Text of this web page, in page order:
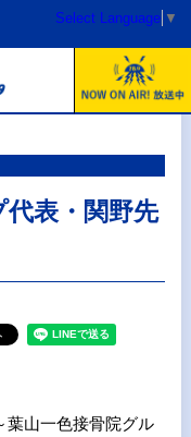
Select Language ▼
表・関野先
葉山一色接骨院グル